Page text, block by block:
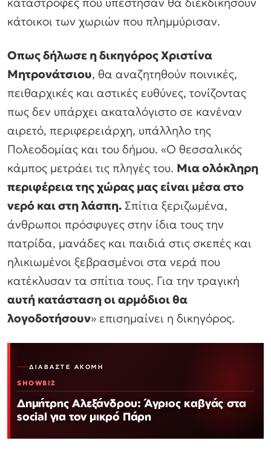
κάτοικοι των χωριών που πλημμύρισαν.
Οπως δήλωσε η δικηγόρος Χριστίνα
Μητρονάτσιου, θα αναζητηθούν ποινικές,
πειθαρχικές και αστικές ευθύνες, τονίζοντας
πως δεν υπάρχει ακαταλόγιστο σε κανέναν
αιρετό, περιφερειάρχη, υπάλληλο της
Πολεοδομίας και του δήμου. «Ο θεσσαλικός
κάμπος μετράει τις πληγές του. Μια ολόκληρη
περιφέρεια της χώρας μας είναι μέσα στο
νερό και στη λάσπη. Σπίτια ξεριζωμένα,
άνθρωποι πρόσφυγες στην ίδια τους την
πατρίδα, μανάδες και παιδιά στις σκεπές και
ηλικιωμένοι ξεβρασμένοι στα νερά που
κατέκλυσαν τα σπίτια τους. Για την τραγική
αυτή κατάσταση οι αρμόδιοι θα
λογοδοτήσουν» επισημαίνει η δικηγόρος.
ΔΙΑΒΆΣΤΕ ΑΚΌΜΗ
SHOWBIZ
Δημήτρης Αλεξάνδρου: Άγριος καβγάς στα
social για τον μικρό Πάρη